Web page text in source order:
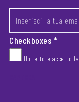
Checkboxes*
Ho letto e accetto la